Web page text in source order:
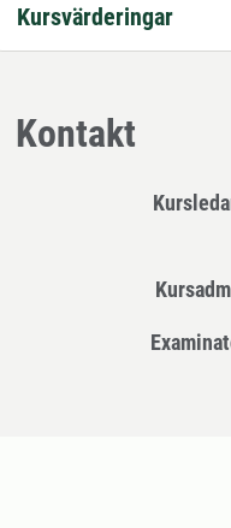
Kursvärderingar
Kontakt